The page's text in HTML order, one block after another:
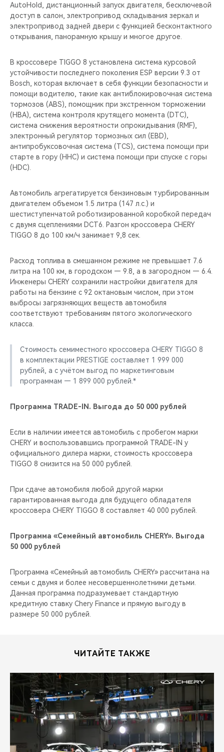
AutoHold, дистанционный запуск двигателя, бесключевой
доступ в салон, электропривод складывания зеркал и
электропривод задней двери с функцией бесконтактного
открывания, панорамную крышу и многое другое.
В кроссовере TIGGO 8 установлена система курсовой
устойчивости последнего поколения ESP версии 9.3 от
Bosch, которая включает в себя функции безопасности и
помощи водителю, такие как антиблокировочная система
тормозов (ABS), помощник при экстренном торможении
(HBA), система контроля крутящего момента (DTC),
система снижения вероятности опрокидывания (RMF),
электронный регулятор тормозных сил (EBD),
антипробуксовочная система (TCS), система помощи при
старте в гору (HHC) и система помощи при спуске с горы
(HDC).
Автомобиль агрегатируется бензиновым турбированным
двигателем объемом 1.5 литра (147 л.c.) и
шестиступенчатой роботизированной коробкой передач
с двумя сцеплениями DCT6. Разгон кроссовера CHERY
TIGGO 8 до 100 км/ч занимает 9,8 сек.
Расход топлива в смешанном режиме не превышает 7.6
литра на 100 км, в городском — 9.8, а в загородном — 6.4.
Инженеры CHERY сохранили настройки двигателя для
работы на бензине с 92 октановым числом, при этом
выбросы загрязняющих веществ автомобиля
соответствуют требованиям пятого экологического
класса.
Стоимость семиместного кроссовера CHERY TIGGO 8
в комплектации PRESTIGE составляет 1 999 000
рублей, а с учётом выгод по маркетинговым
программам — 1 899 000 рублей.*
Программа TRADE-IN. Выгода до 50 000 рублей
Если в наличии имеется автомобиль с пробегом марки
CHERY и воспользовавшись программой TRADE-IN у
официального дилера марки, стоимость кроссовера
TIGGO 8 снизится на 50 000 рублей.
При сдаче автомобиля любой другой марки
гарантированная выгода для будущего обладателя
кроссовера CHERY TIGGO 8 составляет 40 000 рублей.
Программа «Семейный автомобиль CHERY». Выгода
50 000 рублей
Программа «Семейный автомобиль CHERY» рассчитана на
семьи с двумя и более несовершеннолетними детьми.
Данная программа подразумевает стандартную
кредитную ставку Chery Finance и прямую выгоду в
размере 50 000 рублей.
ЧИТАЙТЕ ТАКЖЕ